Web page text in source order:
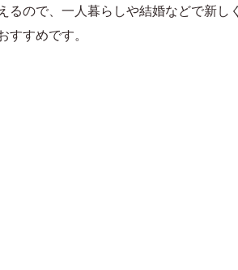
るので、一人暮らしや結婚などで新
すめです。